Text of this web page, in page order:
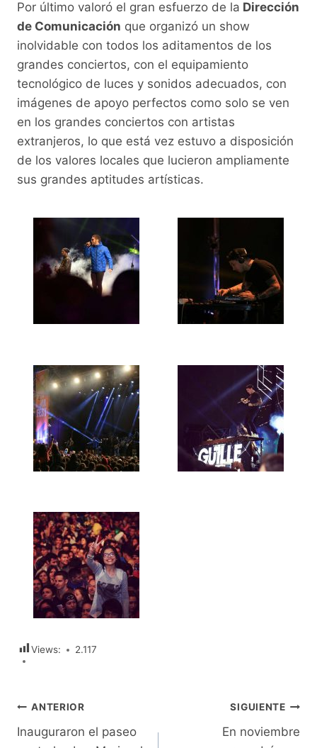
Por último valoró el gran esfuerzo de la Dirección
de Comunicación que organizó un show
inolvidable con todos los aditamentos de los
grandes conciertos, con el equipamiento
tecnológico de luces y sonidos adecuados, con
imágenes de apoyo perfectos como solo se ven
en los grandes conciertos con artistas
extranjeros, lo que está vez estuvo a disposición
de los valores locales que lucieron ampliamente
sus grandes aptitudes artísticas.
Views: 2.117
Navegación
de
ANTERIOR
Inauguraron el paseo
SIGUIENTE
En noviembre